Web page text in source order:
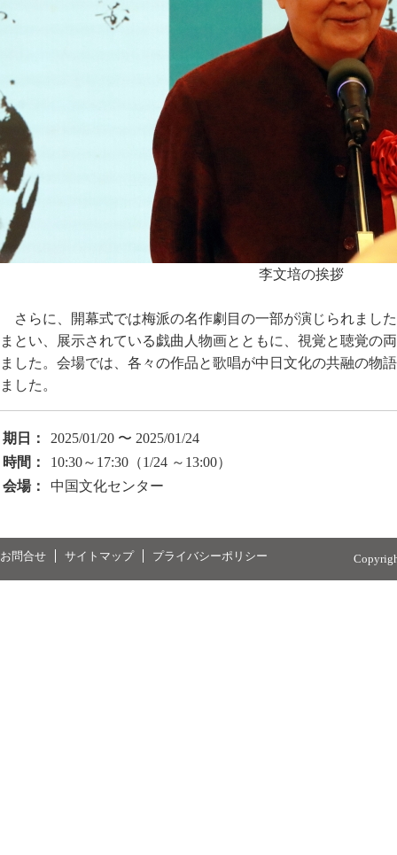
李文培の挨拶
さらに、開幕式では梅派の名作劇目の一部が演じられまし
まとい、展示されている戯曲人物画とともに、視覚と聴覚の
ました。会場では、各々の作品と歌唱が中日文化の共融の物
ました。
期日：
2025/01/20 〜 2025/01/24
時間：
10:30～17:30（1/24 ～13:00）
会場：
中国文化センター
お問合せ サイトマップ プライバシーポリシー